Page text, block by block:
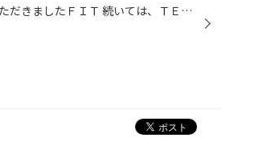
皆様こんにちは ＬＥＤヘッドライトを装着していただきましたＦＩＴ 続いては、ＴＥＩＮさんのフレックスＺの装着とＥＤＦＣアクティブ 追加でＳＰＯＯＮさんのリジットカラーの装着です。 足回りを重視されておりましたので今回はフルオプションですね 乗り心地と低価格が売りのＴＥＩＮさんですが...